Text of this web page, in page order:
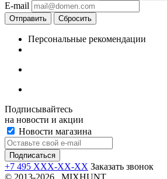
E-mail
Отправить Сбросить
Персональные рекомендации
Подписывайтесь
на новости и акции
Новости магазина
+7 495 XXX-XX-XX Заказать звонок